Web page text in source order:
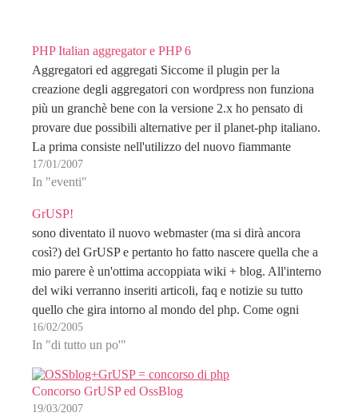
PHP Italian aggregator e PHP 6
Aggregatori ed aggregati Siccome il plugin per la
creazione degli aggregatori con wordpress non funziona
più un granchè bene con la versione 2.x ho pensato di
provare due possibili alternative per il planet-php italiano.
La prima consiste nell'utilizzo del nuovo fiammante
account da network mananger, che mi è stato offerto…
17/01/2007
In "eventi"
GrUSP!
sono diventato il nuovo webmaster (ma si dirà ancora
così?) del GrUSP e pertanto ho fatto nascere quella che a
mio parere è un'ottima accoppiata wiki + blog. All'interno
del wiki verranno inseriti articoli, faq e notizie su tutto
quello che gira intorno al mondo del php. Come ogni
wiki…
16/02/2005
In "di tutto un po'"
Concorso GrUSP ed OssBlog
19/03/2007